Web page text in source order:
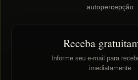
autopercepção.
Receba
Informe seu e-mail para
imediatamente.